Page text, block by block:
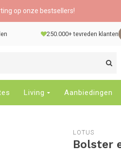
op onze bestsellers!
250.000+ tevreden klanten
Living Aanbiedingen
LOTUS
Bolster